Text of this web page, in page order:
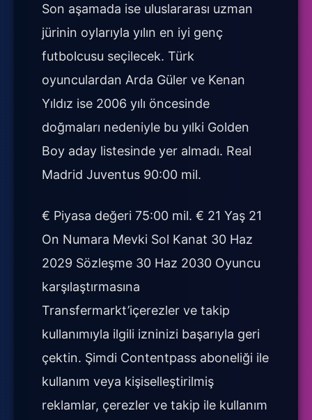
Son aşamada ise uluslararası uzman
jürinin oylarıyla yılın en iyi genç
futbolcusu seçilecek. Türk
oyunculardan Arda Güler ve Kenan
Yıldız ise 2006 yılı öncesinde
doğmaları nedeniyle bu yılki Golden
Boy aday listesinde yer almadı. Real
Madrid Juventus 90:00 mil.
€ Piyasa değeri 75:00 mil. € 21 Yaş 21
On Numara Mevki Sol Kanat 30 Haz
2029 Sözleşme 30 Haz 2030 Oyuncu
karşılaştırmasına
Transfermarkt’içerezler ve takip
kullanımıyla ilgili izninizi başarıyla geri
çektin. Şimdi Contentpass aboneliği ile
kullanım veya kişiselleştirilmiş
reklamlar, çerezler ve takip ile kullanım